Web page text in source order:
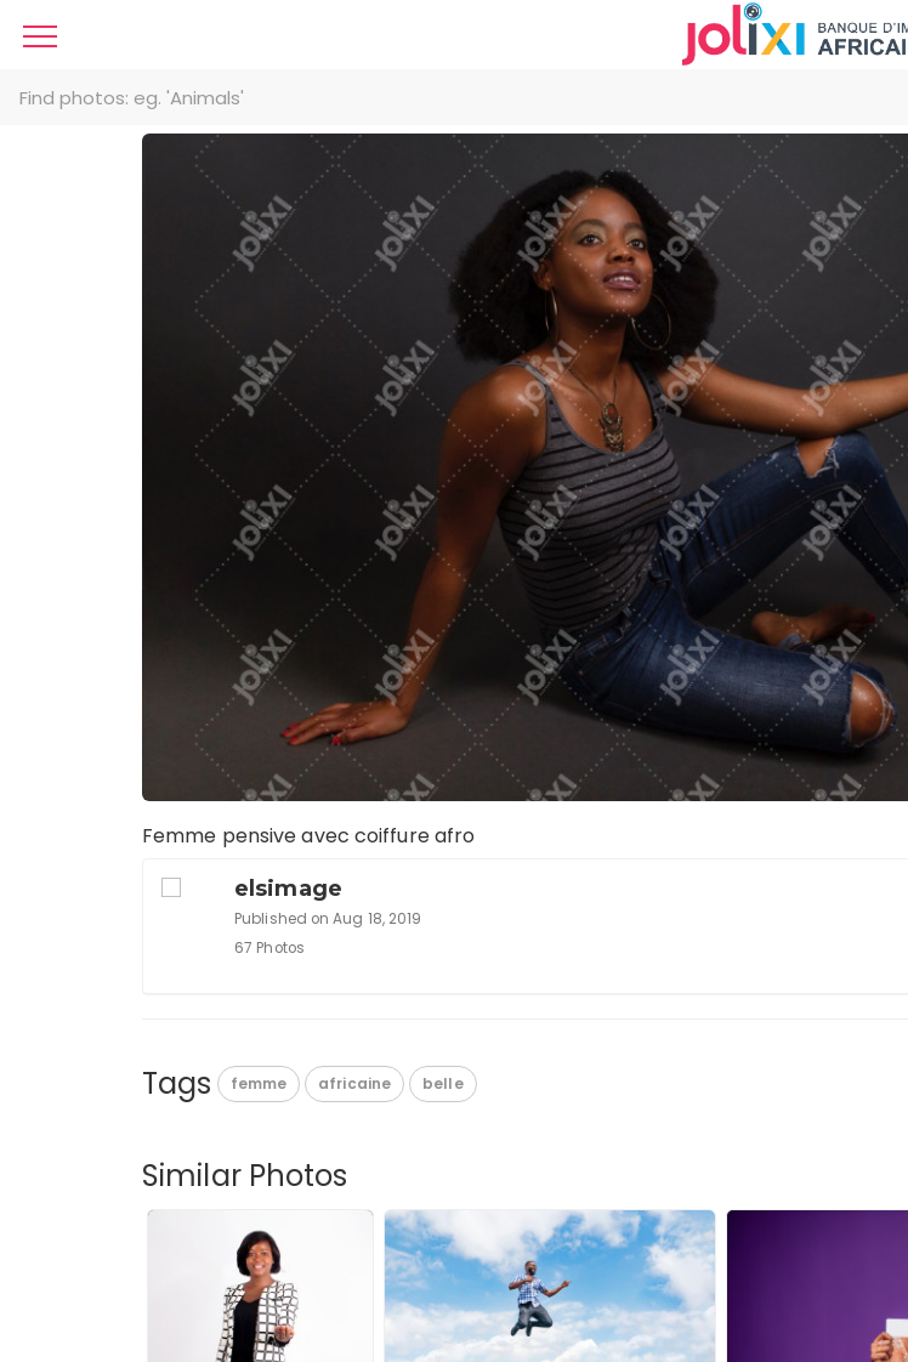
Femme pensive avec coiffure afro
elsimage
Published on Aug 18, 2019
67 Photos
Tags femme africaine belle
Similar Photos